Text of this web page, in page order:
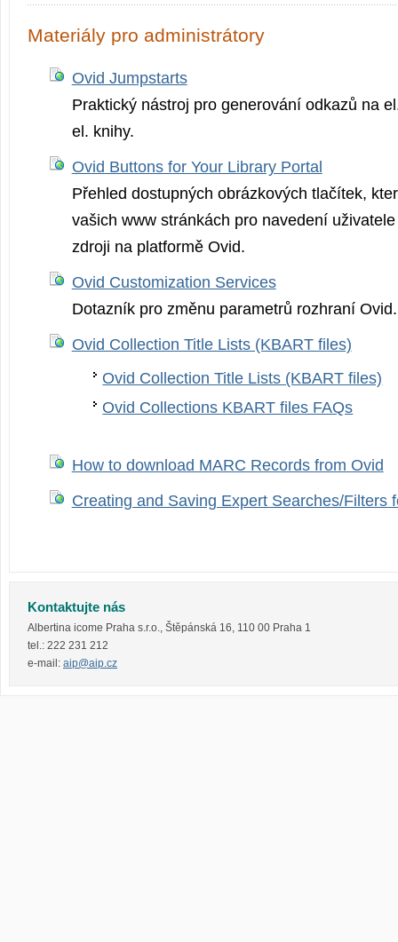
Materiály pro administrátory
Ovid Jumpstarts
Praktický nástroj pro generování odkazů na
el. knihy.
Ovid Buttons for Your Library Portal
Přehled dostupných obrázkových tlačítek,
vašich www stránkách pro navedení
zdroji na platformě Ovid.
Ovid Customization Services
Dotazník pro změnu parametrů rozhraní Ovid.
Ovid Collection Title Lists (KBART files)
Ovid Collection Title Lists (KBART files)
Ovid Collections KBART files FAQs
How to download MARC Records from Ovid
Creating and Saving Expert Searches/Filters
Kontaktujte nás
Albertina icome Praha s.r.o. Štěpánská 16 110 00 Praha 1
tel.: 222 231 212
e-mail: aip@aip.cz